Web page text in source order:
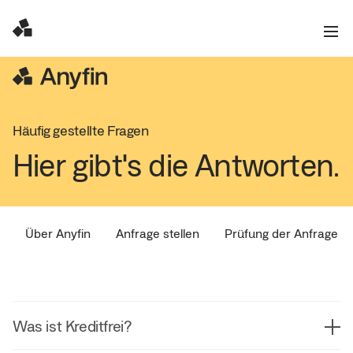
Häufig gestellte Fragen
Hier gibt's die Antworten.
Über Anyfin Anfrage stellen Prüfung der Anfrage
Was ist Kreditfrei?